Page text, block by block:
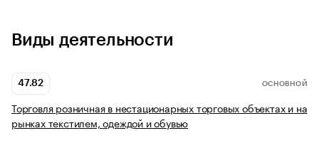
Виды деятельности
47.82 ОСНОВНОЙ
Торговля розничная в нестационарных торговых объектах и на
рынках текстилем, одеждой и обувью